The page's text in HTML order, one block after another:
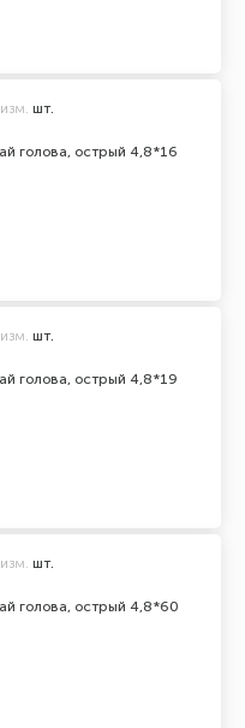
голова, острый 4,8*16
шт.
голова, острый 4,8*19
шт.
голова, острый 4,8*60
шт.